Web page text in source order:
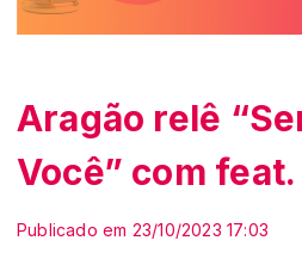
Aragão relê
Você” com feat.
Publicado em 23/10/2023 17:03